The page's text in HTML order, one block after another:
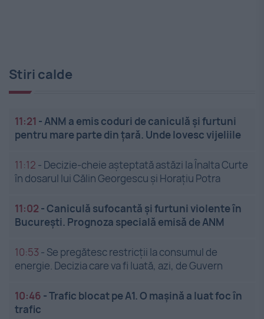
Stiri calde
11:21 - ANM a emis coduri de caniculă și furtuni
pentru mare parte din țară. Unde lovesc vijeliile
11:12 - Decizie-cheie așteptată astăzi la Înalta Curte
în dosarul lui Călin Georgescu și Horațiu Potra
11:02 -Caniculă sufocantă și furtuni violente în
București. Prognoza specială emisă de ANM
10:53 - Se pregătesc restricții la consumul de
energie. Decizia care va fi luată, azi, de Guvern
10:46 -Trafic blocat pe A1. O mașină a luat foc în
trafic